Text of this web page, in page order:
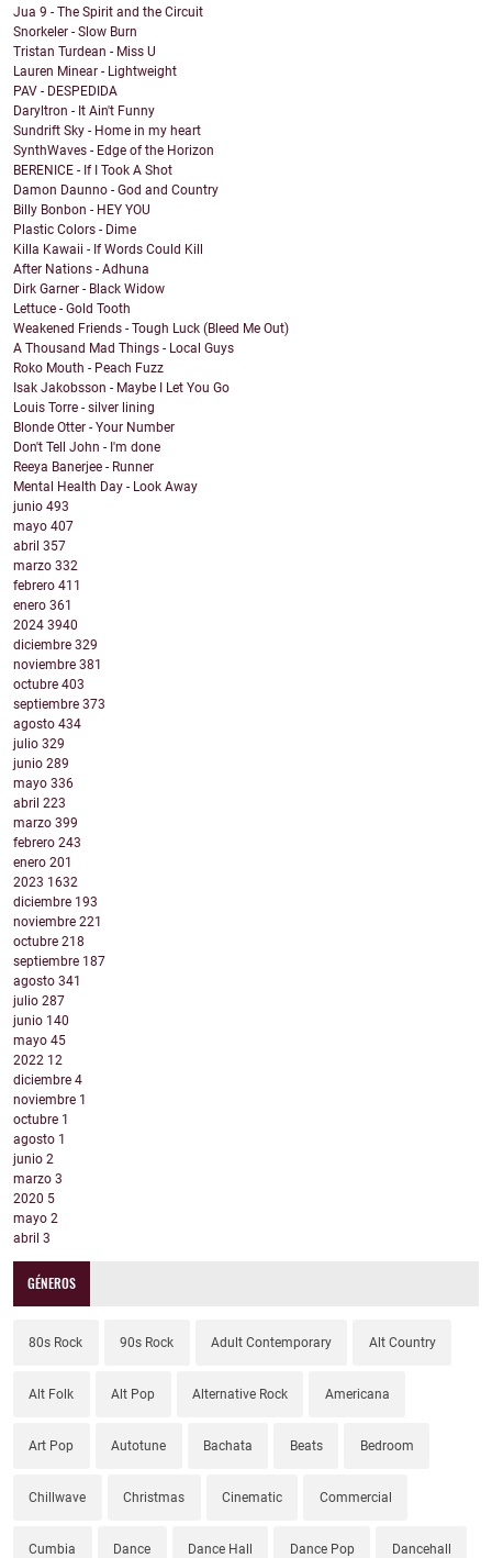
Jua 9 - The Spirit and the Circuit
Snorkeler - Slow Burn
Tristan Turdean - Miss U
Lauren Minear - Lightweight
PAV - DESPEDIDA
Daryltron - It Ain't Funny
Sundrift Sky - Home in my heart
SynthWaves - Edge of the Horizon
BERENICE - If I Took A Shot
Damon Daunno - God and Country
Billy Bonbon - HEY YOU
Plastic Colors - Dime
Killa Kawaii - If Words Could Kill
After Nations - Adhuna
Dirk Garner - Black Widow
Lettuce - Gold Tooth
Weakened Friends - Tough Luck (Bleed Me Out)
A Thousand Mad Things - Local Guys
Roko Mouth - Peach Fuzz
Isak Jakobsson - Maybe I Let You Go
Louis Torre - silver lining
Blonde Otter - Your Number
Don't Tell John - I'm done
Reeya Banerjee - Runner
Mental Health Day - Look Away
junio 493
mayo 407
abril 357
marzo 332
febrero 411
enero 361
2024 3940
diciembre 329
noviembre 381
octubre 403
septiembre 373
agosto 434
julio 329
junio 289
mayo 336
abril 223
marzo 399
febrero 243
enero 201
2023 1632
diciembre 193
noviembre 221
octubre 218
septiembre 187
agosto 341
julio 287
junio 140
mayo 45
2022 12
diciembre 4
noviembre 1
octubre 1
agosto 1
junio 2
marzo 3
2020 5
mayo 2
abril 3
GÉNEROS
80s Rock 90s Rock Adult Contemporary Alt Country
Alt Folk Alt Pop Alternative Rock Americana
Art Pop Autotune Bachata Beats Bedroom
Chillwave Christmas Cinematic Commercial
Cumbia Dance Dance Hall Dance Pop Dancehall